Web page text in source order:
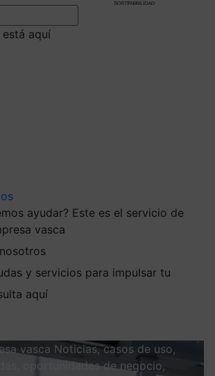
está aquí
ayudar? Este es el servicio de
vasca
y servicios para impulsar tu
aquí
vasca Noticias, casos de uso,
oportunidades de negocio,